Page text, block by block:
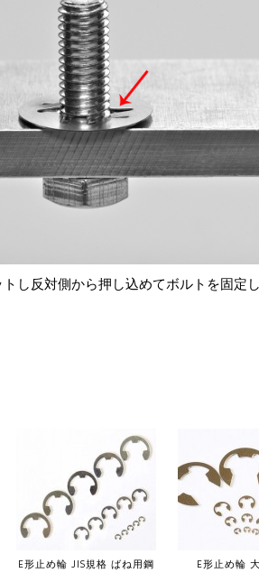
し反対側から押し込めてボルトを固定
E形止め輪 JIS規格 ばね用鋼 E形止め輪